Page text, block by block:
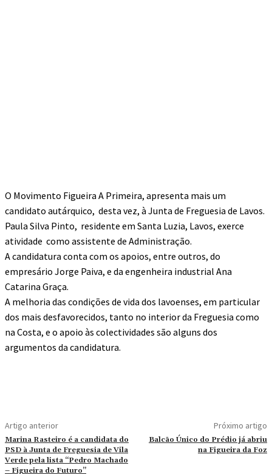
O Movimento Figueira A Primeira, apresenta mais um
candidato autárquico, desta vez, à Junta de Freguesia de Lavos.
Paula Silva Pinto, residente em Santa Luzia, Lavos, exerce
atividade como assistente de Administração.
A candidatura conta com os apoios, entre outros, do
empresário Jorge Paiva, e da engenheira industrial Ana
Catarina Graça.
A melhoria das condições de vida dos lavoenses, em particular
dos mais desfavorecidos, tanto no interior da Freguesia como
na Costa, e o apoio às colectividades são alguns dos
argumentos da candidatura.
Artigo anterior
Marina Rasteiro é a candidata do
PSD à Junta de Freguesia de Vila
Verde pela lista “Pedro Machado
– Figueira do Futuro”
Próximo artigo
Balcão Único do Prédio já abriu
na Figueira da Foz